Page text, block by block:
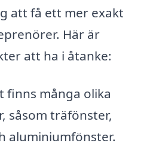
att få ett mer exakt
Här är
att ha i åtanke:
finns många olika
såsom träfönster,
aluminiumfönster.